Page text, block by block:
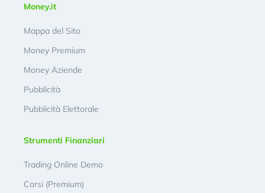
Money.it
Mappa del Sito
Money Premium
Money Aziende
Pubblicità
Pubblicità Elettorale
Strumenti Finanziari
Trading Online Demo
Corsi (Premium)